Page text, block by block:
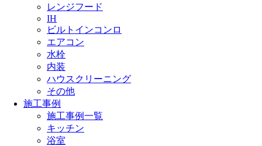
レンジフード
IH
ビルトインコンロ
エアコン
水栓
内装
ハウスクリーニング
その他
施工事例
施工事例一覧
キッチン
浴室